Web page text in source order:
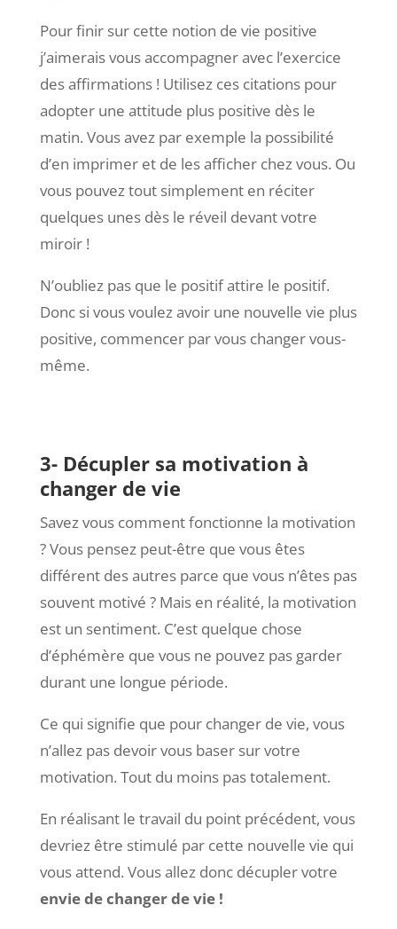
Pour finir sur cette notion de vie positive
j’aimerais vous accompagner avec l’exercice
des affirmations ! Utilisez ces citations pour
adopter une attitude plus positive dès le
matin. Vous avez par exemple la possibilité
d’en imprimer et de les afficher chez vous. Ou
vous pouvez tout simplement en réciter
quelques unes dès le réveil devant votre
miroir !
N’oubliez pas que le positif attire le positif.
Donc si vous voulez avoir une nouvelle vie plus
positive, commencer par vous changer vous-
même.
3- Décupler sa motivation à
changer de vie
Savez vous comment fonctionne la motivation
? Vous pensez peut-être que vous êtes
différent des autres parce que vous n’êtes pas
souvent motivé ? Mais en réalité, la motivation
est un sentiment. C’est quelque chose
d’éphémère que vous ne pouvez pas garder
durant une longue période.
Ce qui signifie que pour changer de vie, vous
n’allez pas devoir vous baser sur votre
motivation. Tout du moins pas totalement.
En réalisant le travail du point précédent, vous
devriez être stimulé par cette nouvelle vie qui
vous attend. Vous allez donc décupler votre
envie de changer de vie !